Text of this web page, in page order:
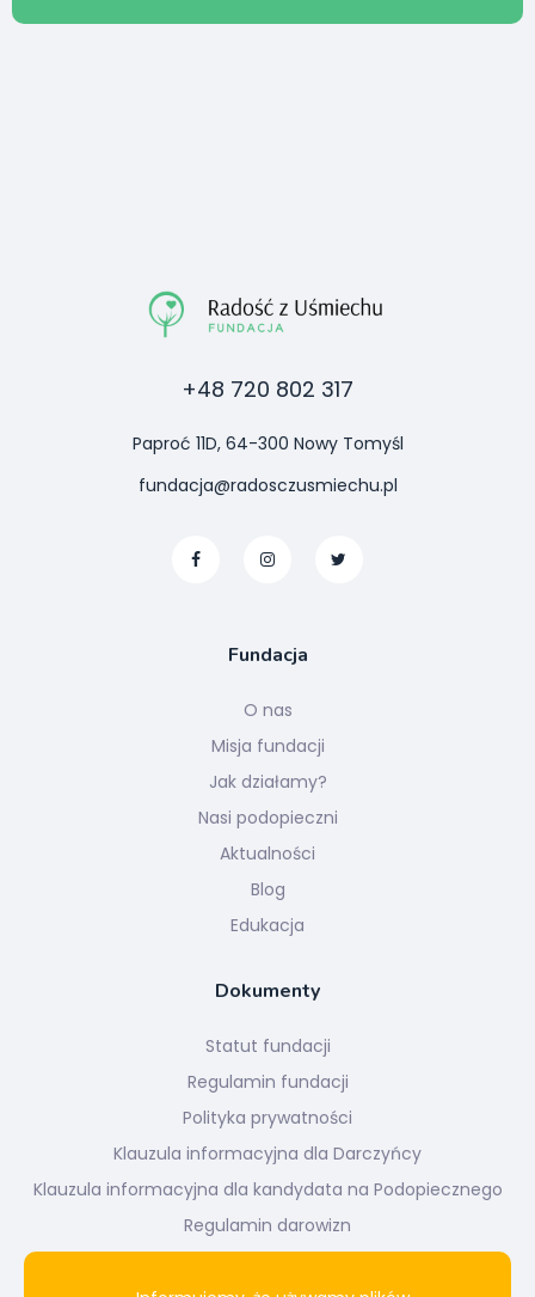
+48 720 802 317
Paproć 11D, 64-300 Nowy Tomyśl
fundacja@radosczusmiechu.pl
Fundacja
O nas
Misja fundacji
Jak działamy?
Nasi podopieczni
Aktualności
Blog
Edukacja
Dokumenty
Statut fundacji
Regulamin fundacji
Polityka prywatności
Klauzula informacyjna dla Darczyńcy
Klauzula informacyjna dla kandydata na Podopiecznego
Regulamin darowizn
Newsletter